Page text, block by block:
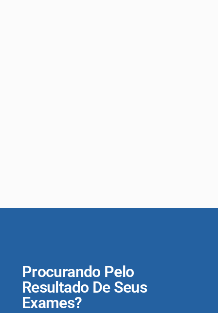
Procurando Pelo
Resultado De Seus
Exames?